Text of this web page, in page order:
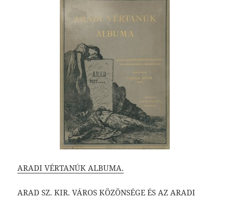
ARADI VÉRTANÚK ALBUMA.
ARAD SZ. KIR. VÁROS KÖZÖNSÉGE ÉS AZ ARADI